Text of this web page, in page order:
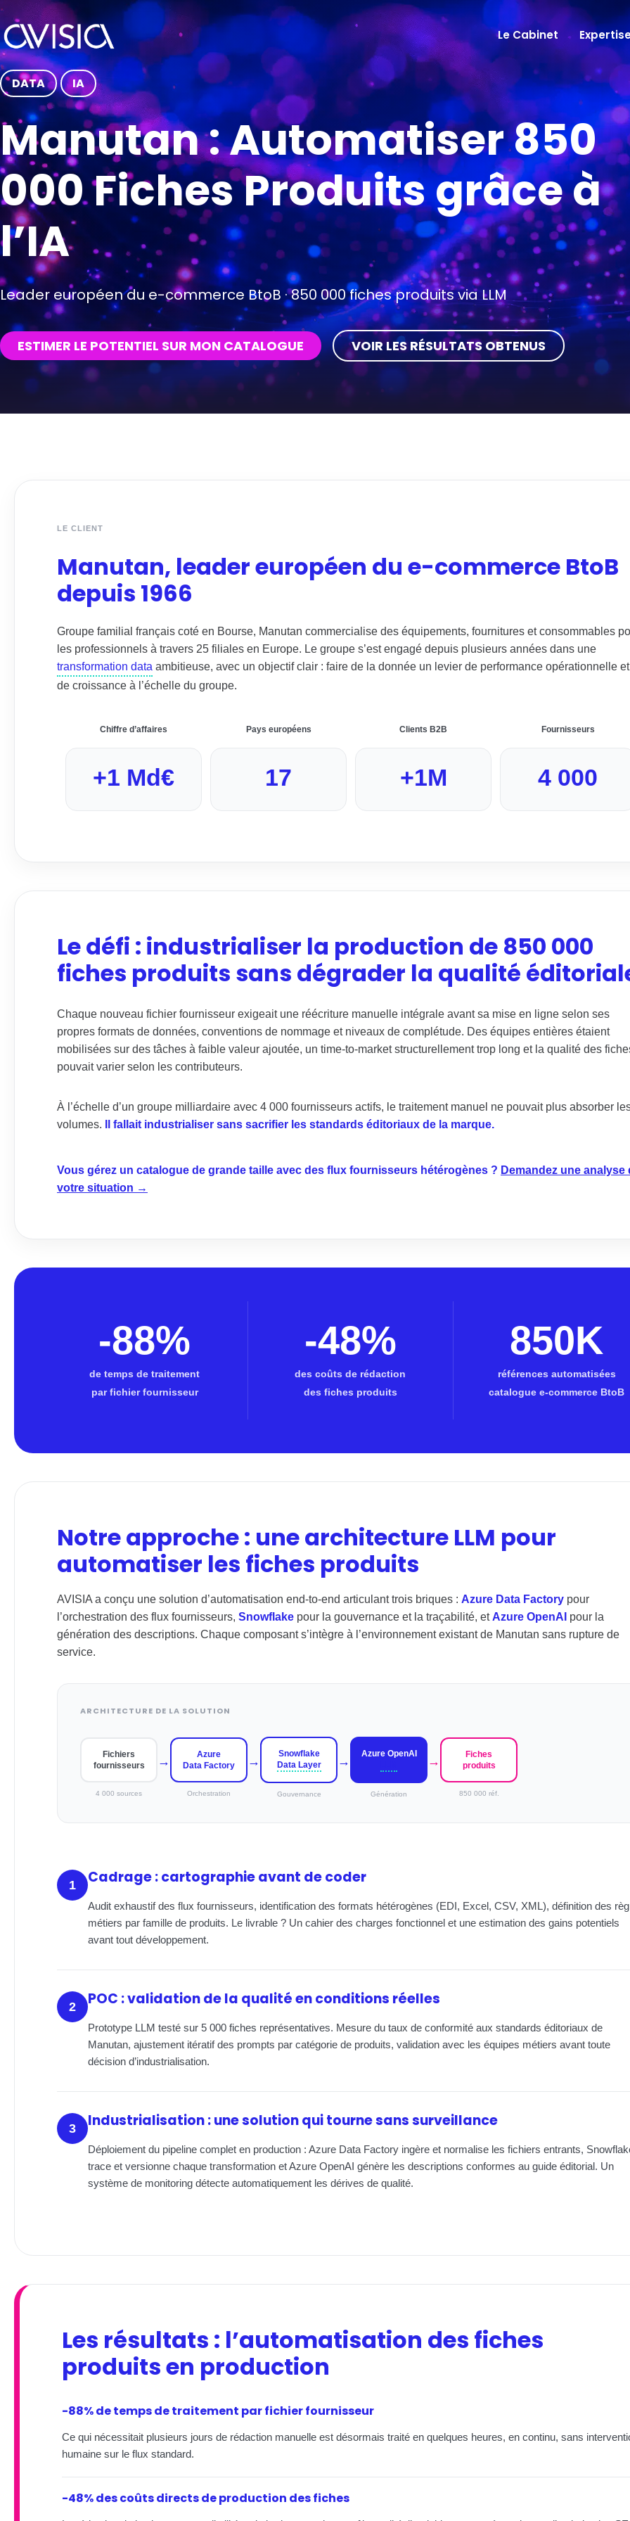
Le Cabinet
DATA IA
Manutan : Automatiser 850
000 Fiches Produits grâce à
l’IA
Leader européen du e-commerce BtoB · 850 000 fiches produits via LLM
ESTIMER LE POTENTIEL SUR MON CATALOGUE VOIR LES RÉSULTATS OBTENUS
LE CLIENT
Manutan, leader européen du e-commerce BtoB
depuis 1966
Groupe familial français coté en Bourse, Manutan commercialise des équipements, fournitures et consommables
les professionnels à travers 25 filiales en Europe. Le groupe s’est engagé depuis plusieurs années dans une
transformation data ambitieuse, avec un objectif clair : faire de la donnée un levier de performance opérationnelle et
de croissance à l’échelle du groupe.
Chiffre d’affaires Pays européens Clients B2B Fournisseurs
+1 Md€ 17 +1M 4 000
Le défi : industrialiser la production de 850 000
fiches produits sans dégrader la qualité
Chaque nouveau fichier fournisseur exigeait une réécriture manuelle intégrale avant sa mise en ligne selon ses
propres formats de données, conventions de nommage et niveaux de complétude. Des équipes entières étaient
mobilisées sur des tâches à faible valeur ajoutée, un time-to-market structurellement trop long et la qualité des
pouvait varier selon les contributeurs.
À l’échelle d’un groupe milliardaire avec 4 000 fournisseurs actifs, le traitement manuel ne pouvait plus absorber
volumes.
Il fallait industrialiser sans sacrifier les standards éditoriaux de la marque.
Vous gérez un catalogue de grande taille avec des flux fournisseurs hétérogènes ? Demandez une analyse
votre situation →
-88%
de temps de traitement
par fichier fournisseur
-48%
des coûts de rédaction
des fiches produits
850K
références automatisées
catalogue e-commerce BtoB
Notre approche : une architecture LLM pour
automatiser les fiches produits
AVISIA a conçu une solution d’automatisation end-to-end articulant trois briques : Azure Data Factory pour
l’orchestration des flux fournisseurs, Snowflake pour la gouvernance et la traçabilité, et Azure OpenAI pour la
génération des descriptions. Chaque composant s’intègre à l’environnement existant de Manutan sans rupture de
service.
ARCHITECTURE DE LA SOLUTION
Flux de traitement : fichiers fournisseurs, 4 000 sources, vers Azure Data Factory
Fichiers
fournisseurs
4 000 sources
→
Azure
Data Factory
Orchestration
→
Snowflake
Data Layer
Gouvernance
→
Azure OpenAI
Génération
→
Fiches
produits
850 000 réf.
1 Cadrage : cartographie avant de coder
Audit exhaustif des flux fournisseurs, identification des formats hétérogènes (EDI, Excel, CSV, XML), définition des
métiers par famille de produits. Le livrable ? Un cahier des charges fonctionnel et une estimation des gains potentiels
avant tout développement.
2 POC : validation de la qualité en conditions réelles
Prototype LLM testé sur 5 000 fiches représentatives. Mesure du taux de conformité aux standards éditoriaux de
Manutan, ajustement itératif des prompts par catégorie de produits, validation avec les équipes métiers avant toute
décision d’industrialisation.
3 Industrialisation : une solution qui tourne sans surveillance
Déploiement du pipeline complet en production : Azure Data Factory ingère et normalise les fichiers entrants,
trace et versionne chaque transformation et Azure OpenAI génère les descriptions conformes au guide éditorial. Un
système de monitoring détecte automatiquement les dérives de qualité.
Les résultats : l’automatisation des fiches
produits en production
-88% de temps de traitement par fichier fournisseur
Ce qui nécessitait plusieurs jours de rédaction manuelle est désormais traité en quelques heures, en continu, sans
humaine sur le flux standard.
-48% des coûts directs de production des fiches